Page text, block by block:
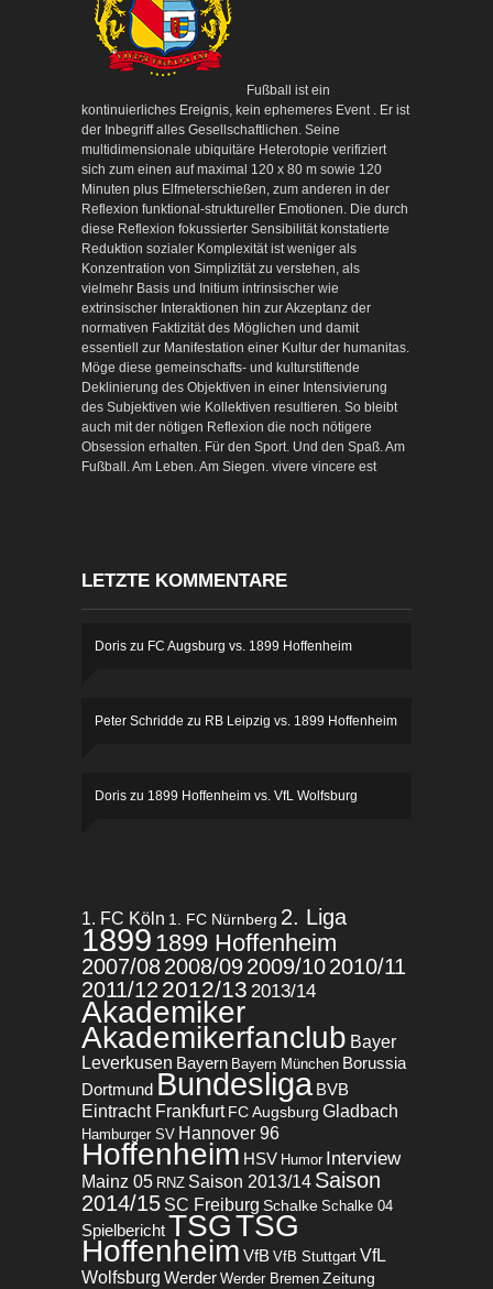
Fußball ist ein
kontinuierliches Ereignis, kein ephemeres Event . Er ist
der Inbegriff alles Gesellschaftlichen. Seine
multidimensionale ubiquitäre Heterotopie verifiziert
sich zum einen auf maximal 120 x 80 m sowie 120
Minuten plus Elfmeterschießen, zum anderen in der
Reflexion funktional-struktureller Emotionen. Die durch
diese Reflexion fokussierter Sensibilität konstatierte
Reduktion sozialer Komplexität ist weniger als
Konzentration von Simplizität zu verstehen, als
vielmehr Basis und Initium intrinsischer wie
extrinsischer Interaktionen hin zur Akzeptanz der
normativen Faktizität des Möglichen und damit
essentiell zur Manifestation einer Kultur der humanitas.
Möge diese gemeinschafts- und kulturstiftende
Deklinierung des Objektiven in einer Intensivierung
des Subjektiven wie Kollektiven resultieren. So bleibt
auch mit der nötigen Reflexion die noch nötigere
Obsession erhalten. Für den Sport. Und den Spaß. Am
Fußball. Am Leben. Am Siegen. vivere vincere est
LETZTE KOMMENTARE
Doris zu FC Augsburg vs. 1899 Hoffenheim
Peter Schridde zu RB Leipzig vs. 1899 Hoffenheim
Doris zu 1899 Hoffenheim vs. VfL Wolfsburg
1. FC Köln 1. FC Nürnberg 2. Liga
1899 1899 Hoffenheim
2007/082008/092009/102010/11
2011/12 2012/13 2013/14
Akademiker
Akademikerfanclub Bayer
Leverkusen Bayern Bayern München Borussia
Dortmund Bundesliga BVB
Eintracht Frankfurt FC Augsburg Gladbach
Hamburger SV Hannover 96
Hoffenheim HSV Humor Interview
Mainz 05 RNZ Saison 2013/14 Saison
2014/15 SC Freiburg Schalke Schalke 04
SpielberichtTSGTSG
Hoffenheim VfB VfB Stuttgart VfL
Wolfsburg Werder Werder Bremen Zeitung